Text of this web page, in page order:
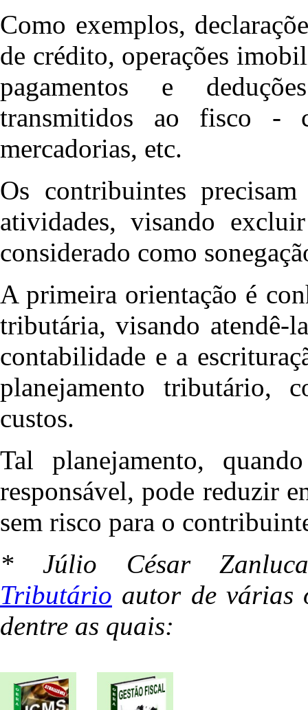
Como exemplos,
de crédito, operações
pagamentos e
transmitidos ao fisco -
mercadorias, etc.
Os contribuintes
atividades, visando
considerado como
A primeira orientação é
tributária, visando atendê-
contabilidade e a
planejamento tributário,
custos.
Tal planejamento,
responsável, pode reduzir
sem risco para o
* Júlio César
Tributário autor de várias
dentre as quais: